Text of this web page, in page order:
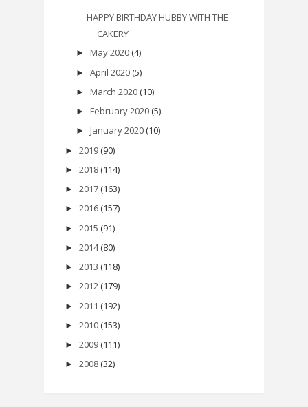
HAPPY BIRTHDAY HUBBY WITH THE
CAKERY
► May 2020 (4)
► April 2020 (5)
► March 2020 (10)
► February 2020 (5)
► January 2020 (10)
► 2019 (90)
► 2018 (114)
► 2017 (163)
► 2016 (157)
► 2015 (91)
► 2014 (80)
► 2013 (118)
► 2012 (179)
► 2011 (192)
► 2010 (153)
► 2009 (111)
► 2008 (32)